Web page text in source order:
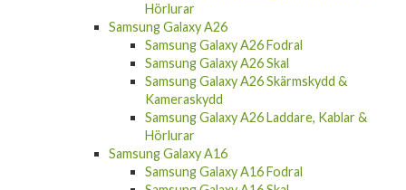
Hörlurar
Samsung Galaxy A26
Samsung Galaxy A26 Fodral
Samsung Galaxy A26 Skal
Samsung Galaxy A26 Skärmskydd &
Kameraskydd
Samsung Galaxy A26 Laddare, Kablar &
Hörlurar
Samsung Galaxy A16
Samsung Galaxy A16 Fodral